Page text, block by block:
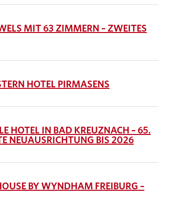
MIT 63 ZIMMERN – ZWEITES
HOTEL PIRMASENS
HOTEL IN BAD KREUZNACH – 65.
NEUAUSRICHTUNG BIS 2026
BY WYNDHAM FREIBURG –